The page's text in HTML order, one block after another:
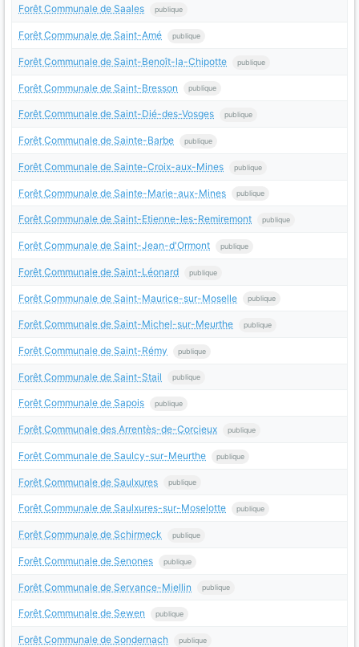
Forêt Communale de Saales publique
Forêt Communale de Saint-Amé publique
Forêt Communale de Saint-Benoît-la-Chipotte publique
Forêt Communale de Saint-Bresson publique
Forêt Communale de Saint-Dié-des-Vosges publique
Forêt Communale de Sainte-Barbe publique
Forêt Communale de Sainte-Croix-aux-Mines publique
Forêt Communale de Sainte-Marie-aux-Mines publique
Forêt Communale de Saint-Etienne-les-Remiremont publique
Forêt Communale de Saint-Jean-d'Ormont publique
Forêt Communale de Saint-Léonard publique
Forêt Communale de Saint-Maurice-sur-Moselle publique
Forêt Communale de Saint-Michel-sur-Meurthe publique
Forêt Communale de Saint-Rémy publique
Forêt Communale de Saint-Stail publique
Forêt Communale de Sapois publique
Forêt Communale des Arrentès-de-Corcieux publique
Forêt Communale de Saulcy-sur-Meurthe publique
Forêt Communale de Saulxures publique
Forêt Communale de Saulxures-sur-Moselotte publique
Forêt Communale de Schirmeck publique
Forêt Communale de Senones publique
Forêt Communale de Servance-Miellin publique
Forêt Communale de Sewen publique
Forêt Communale de Sondernach publique